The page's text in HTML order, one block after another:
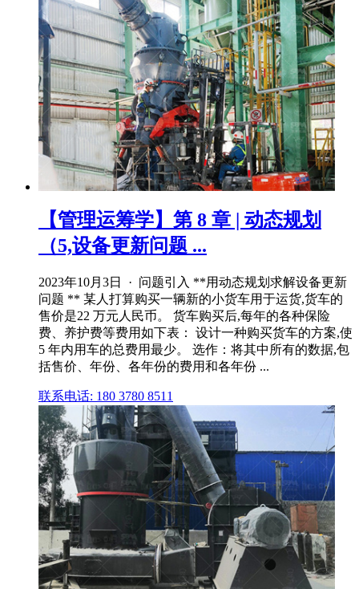
【管理运筹学】第 8 章 | 动态规划
（5,设备更新问题 ...
2023年10月3日 · 问题引入 **用动态规划求解设备更新
问题 ** 某人打算购买一辆新的小货车用于运货,货车的
售价是22 万元人民币。 货车购买后,每年的各种保险
费、养护费等费用如下表： 设计一种购买货车的方案,使
5 年内用车的总费用最少。 选作：将其中所有的数据,包
括售价、年份、各年份的费用和各年份 ...
联系电话: 180 3780 8511